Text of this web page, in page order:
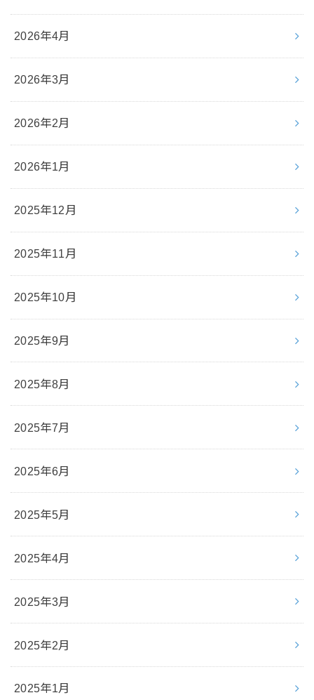
2026年4月
2026年3月
2026年2月
2026年1月
2025年12月
2025年11月
2025年10月
2025年9月
2025年8月
2025年7月
2025年6月
2025年5月
2025年4月
2025年3月
2025年2月
2025年1月